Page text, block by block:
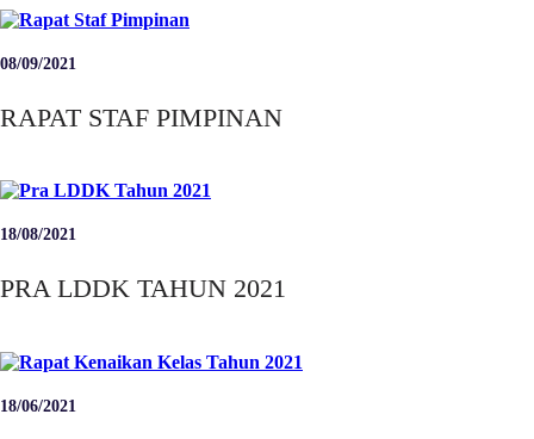
08/09/2021
RAPAT STAF PIMPINAN
18/08/2021
PRA LDDK TAHUN 2021
18/06/2021